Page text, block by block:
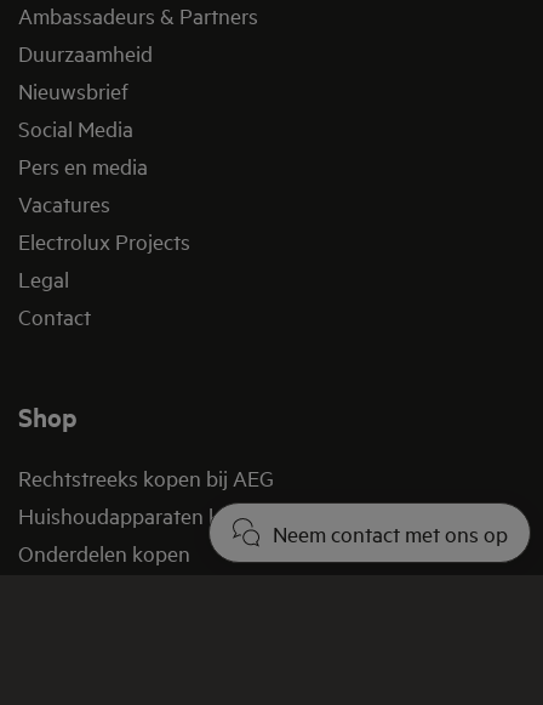
Neem contact met ons op
Ambassadeurs & Partners
Duurzaamheid
Nieuwsbrief
Social Media
Pers en media
Vacatures
Electrolux Projects
Legal
Contact
Shop
Rechtstreeks kopen bij AEG
Huishoudapparaten kopen
Onderdelen kopen